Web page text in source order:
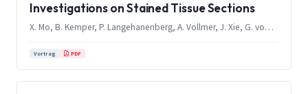
Investigations on Stained Tissue Sections
X. Mo, B. Kemper, P. Langehanenberg, A. Vollmer, J. Xie, G. von Bally
Vortrag PDF